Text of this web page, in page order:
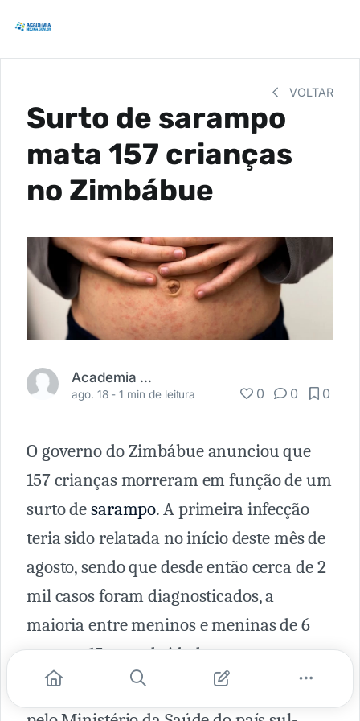
VOLTAR
Surto de sarampo
mata 157 crianças
no Zimbábue
Academia Médica
ago. 18 -1 min de leitura 0 0 0
O governo do Zimbábue anunciou que
157 crianças morreram em função de um
surto desarampo. A primeira infecção
teria sido relatada no início deste mês de
agosto, sendo que desde então cerca de 2
mil casos foram diagnosticados, a
maioria entre meninos e meninas de 6
meses a 15 anos de idade.
A culpa pelo surto tem sido atribuída,